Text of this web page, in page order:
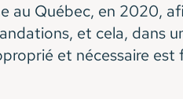
au Québec, en 2020,
et cela, dans
et nécessaire est